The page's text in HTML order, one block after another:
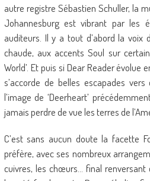
autre registre Sébastien Schuller, la
Johannesburg est vibrant par les
auditeurs. Il y a tout d’abord la voix
chaude, aux accents Soul sur
World’. Et puis si Dear Reader évolue
s’accorde de belles escapades
l’image de ‘Deerheart’
jamais perdre de vue les terres de
C’est sans aucun doute la facette
préfère, avec ses nombreux
cuivres, les chœurs… final renversant